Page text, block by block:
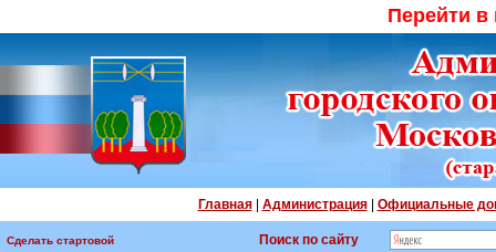
Перейти
Главная| Администрация| Официальные
Сделать стартовой Поиск по сайту